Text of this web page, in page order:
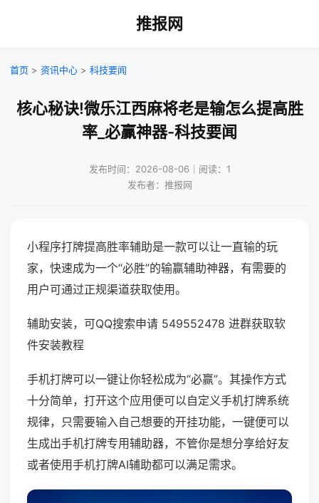
推报网
首页 > 资讯中心 > 科技要闻
核心秘诀!微乐江西麻将老是输怎么提高胜
率_必赢神器-科技要闻
发布时间：2026-08-06｜阅读：1
发布者：推报网
小程序打牌提高胜率辅助是一款可以让一直输的玩
家，快速成为一个“必胜”的输赢辅助神器，有需要的
用户可通过正规渠道获取使用。
辅助安装，可QQ搜索申请 549552478 进群获取软
件安装教程
手机打牌可以一键让你轻松成为“必赢”。其操作方式
十分简单，打开这个应用便可以自定义手机打牌系统
规律，只需要输入自己想要的开挂功能，一键便可以
生成出手机打牌专用辅助器，不管你是想分享给好友
或者使用手机打牌AI辅助都可以满足需求。